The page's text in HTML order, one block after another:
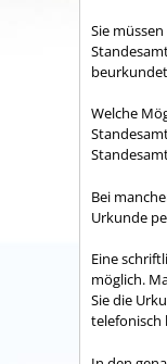
Sie
Welche
Bei
Urkunde
Eine
möglich.
Sie die
telefonisch